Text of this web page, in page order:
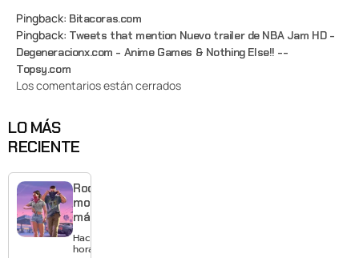
Pingback: Bitacoras.com
Pingback: Tweets that mention Nuevo trailer de NBA Jam HD -
Degeneracionx.com - Anime Games & Nothing Else!! --
Topsy.com
Los comentarios están cerrados
LO MÁS
RECIENTE
Rockstar
mostrará
más de
GTA 6 en
agosto
Hace 6
horas